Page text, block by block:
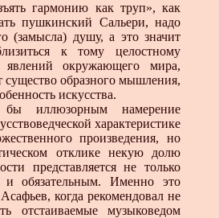
гармонию как труп», как
пушкинский Сальери, надо
(замысла) душу, а это значит
к тому целостному
явлений окружающего мира,
существо образного мышления,
искусства.
иллюзорным намерение
характеристике
произведения, но
отклике некую долю
представляется не только
обязательным. Именно это
когда рекомендовал не
отстаиваемые музыковедом